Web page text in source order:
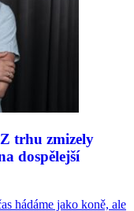
trhu zmizely
dospělejší